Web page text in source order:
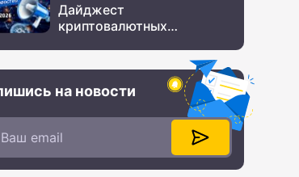
Дайджест
криптовалютных
на новости